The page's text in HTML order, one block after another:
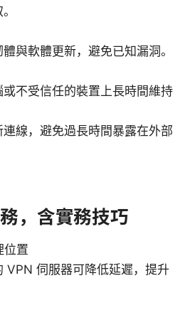
與軟體更新，避免已知漏洞。
不受信任的裝置上長時間維持
連線，避免過長時間暴露在外部
，含實務技巧
位置
VPN 伺服器可降低延遲，提升